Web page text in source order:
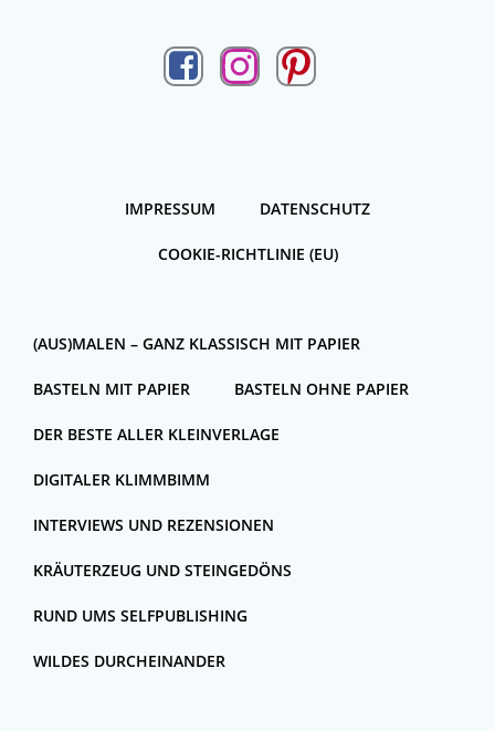
IMPRESSUM DATENSCHUTZ
COOKIE-RICHTLINIE (EU)
(AUS)MALEN – GANZ KLASSISCH MIT PAPIER
BASTELN MIT PAPIER BASTELN OHNE PAPIER
DER BESTE ALLER KLEINVERLAGE
DIGITALER KLIMMBIMM
INTERVIEWS UND REZENSIONEN
KRÄUTERZEUG UND STEINGEDÖNS
RUND UMS SELFPUBLISHING
WILDES DURCHEINANDER